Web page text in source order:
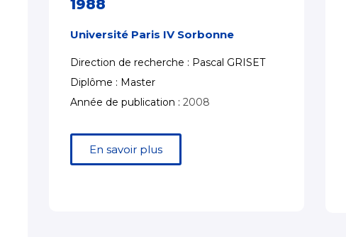
1988
Université Paris IV Sorbonne
Direction de recherche : Pascal GRISET
Diplôme : Master
Année de publication : 2008
En savoir plus